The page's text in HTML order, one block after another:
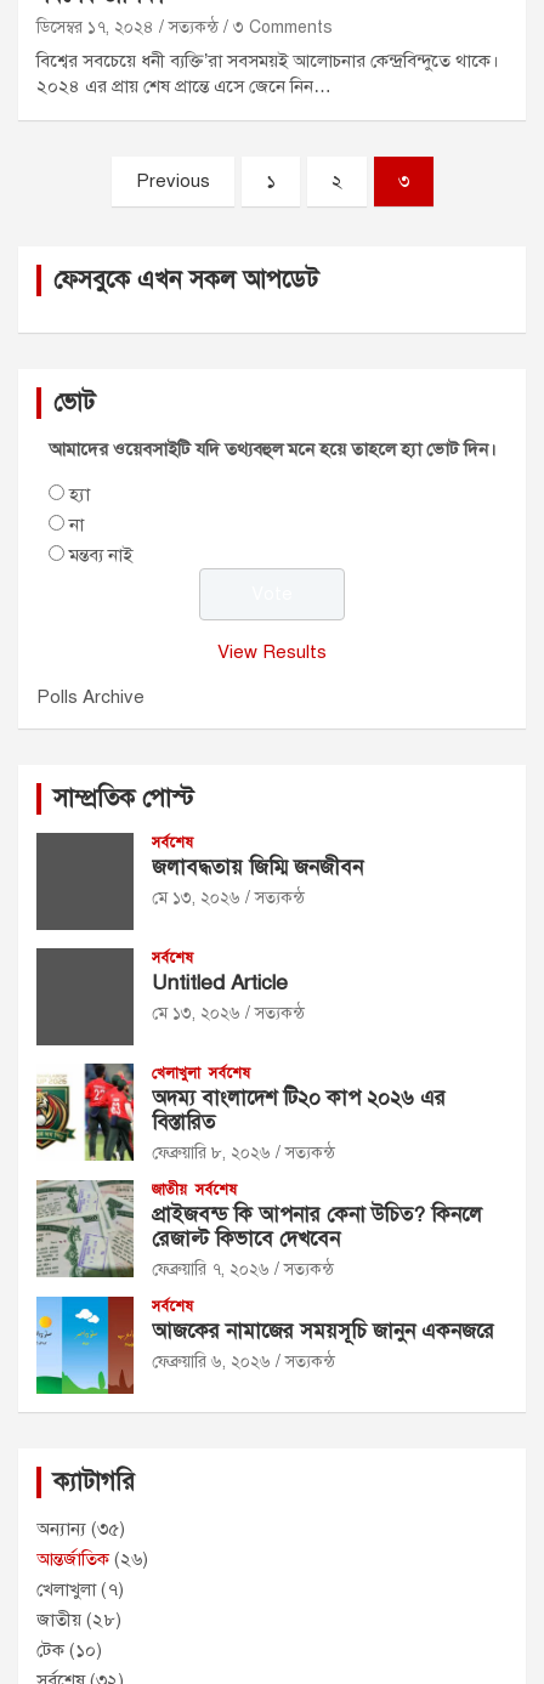
ডিসেম্বর ১৭, ২০২৪ সত্যকন্ঠ ৩ Comments
বিশ্বের সবচেয়ে ধনী ব্যক্তি’রা সবসময়ই আলোচনার কেন্দ্রবিন্দুতে থাকে।
২০২৪ এর প্রায় শেষ প্রান্তে এসে জেনে নিন…
pagination
Previous ১ ২ ৩
ফেসবুকে এখন সকল আপডেট
ভোট
আমাদের ওয়েবসাইটি যদি তথ্যবহুল মনে হয়ে তাহলে হ্যা ভোট দিন।
হ্যা
না
মন্তব্য নাই
View Results
Polls Archive
সাম্প্রতিক পোস্ট
সর্বশেষ
জলাবদ্ধতায় জিম্মি জনজীবন
মে ১৩, ২০২৬ সত্যকন্ঠ
সর্বশেষ
Untitled Article
মে ১৩, ২০২৬ সত্যকন্ঠ
খেলাখুলা সর্বশেষ
অদম্য বাংলাদেশ টি২০ কাপ ২০২৬ এর
বিস্তারিত
ফেব্রুয়ারি ৮, ২০২৬ সত্যকন্ঠ
জাতীয় সর্বশেষ
প্রাইজবন্ড কি আপনার কেনা উচিত? কিনলে
রেজাল্ট কিভাবে দেখবেন
ফেব্রুয়ারি ৭, ২০২৬ সত্যকন্ঠ
সর্বশেষ
আজকের নামাজের সময়সূচি জানুন একনজরে
ফেব্রুয়ারি ৬, ২০২৬ সত্যকন্ঠ
ক্যাটাগরি
অন্যান্য (৩৫)
আন্তর্জাতিক(২৬)
খেলাখুলা(৭)
জাতীয় (২৮)
টেক(১০)